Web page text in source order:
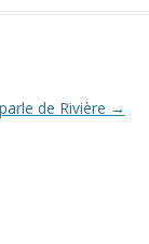
de Rivière →